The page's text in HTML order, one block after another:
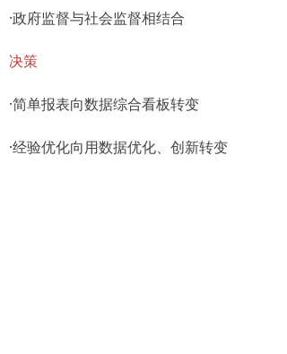
·政府监督与社会监督相结合
决策
·简单报表向数据综合看板转变
·经验优化向用数据优化、创新转变